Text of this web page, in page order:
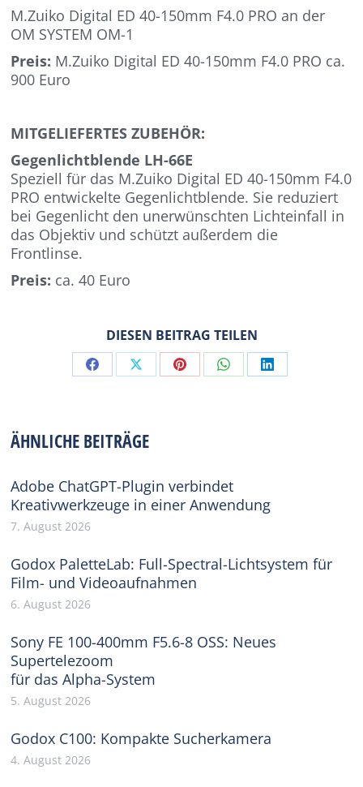
M.Zuiko Digital ED 40-150mm F4.0 PRO an der
OM SYSTEM OM-1
Preis: M.Zuiko Digital ED 40-150mm F4.0 PRO ca.
900 Euro
MITGELIEFERTES ZUBEHÖR:
Gegenlichtblende LH-66E
Speziell für das M.Zuiko Digital ED 40-150mm F4.0
PRO entwickelte Gegenlichtblende. Sie reduziert
bei Gegenlicht den unerwünschten Lichteinfall in
das Objektiv und schützt außerdem die
Frontlinse.
Preis: ca. 40 Euro
DIESEN BEITRAG TEILEN
Share Share Share Share Share
ÄHNLICHE BEITRÄGE
Adobe ChatGPT-Plugin verbindet
Kreativwerkzeuge in einer Anwendung
7. August 2026
Godox PaletteLab: Full-Spectral-Lichtsystem für
Film- und Videoaufnahmen
6. August 2026
Sony FE 100-400mm F5.6-8 OSS: Neues
Supertelezoom
für das Alpha-System
5. August 2026
Godox C100: Kompakte Sucherkamera
4. August 2026